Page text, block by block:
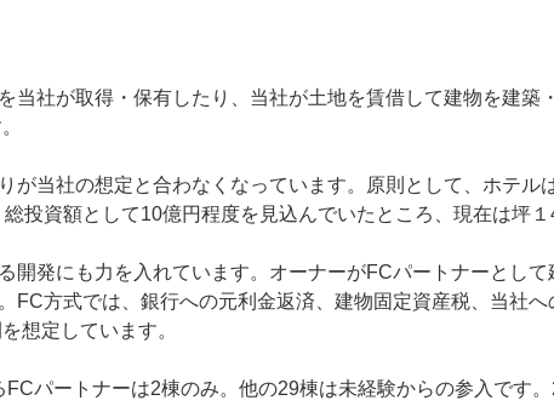
社が取得・保有したり、当社が土地を賃借して建物を建
が当社の想定と合わなくなっています。原則として、ホテ
投資額として10億円程度を見込んでいたところ、現在は坪
開発にも力を入れています。オーナーがFCパートナーとし
FC方式では、銀行への元利金返済、建物固定資産税、当社
想定しています。
パートナーは2棟のみ。他の29棟は未経験からの参入です